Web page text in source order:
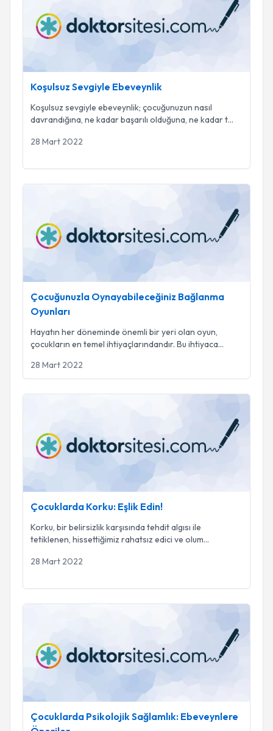
Koşulsuz Sevgiyle Ebeveynlik
Koşulsuz sevgiyle ebeveynlik; çocuğunuzun nasıl
davrandığına, ne kadar başarılı olduğuna, ne kadar t...
28 Mart 2022
Çocuğunuzla Oynayabileceğiniz Bağlanma
Oyunları
Hayatın her döneminde önemli bir yeri olan oyun,
çocukların en temel ihtiyaçlarındandır. Bu ihtiyaca...
28 Mart 2022
Çocuklarda Korku: Eşlik Edin!
Korku, bir belirsizlik karşısında tehdit algısı ile
tetiklenen, hissettiğimiz rahatsız edici ve olum...
28 Mart 2022
Çocuklarda Psikolojik Sağlamlık: Ebeveynlere